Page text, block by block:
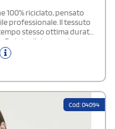
100% riciclato, pensato
professionale. Il tessuto
stesso ottima durata,
Dotato di due ampie
a portata di mano
la preparazione
Cod: 04094